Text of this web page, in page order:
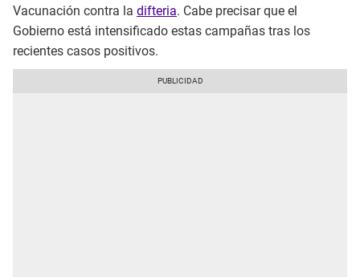
Vacunación contra la difteria. Cabe precisar que el
Gobierno está intensificado estas campañas tras los
recientes casos positivos.